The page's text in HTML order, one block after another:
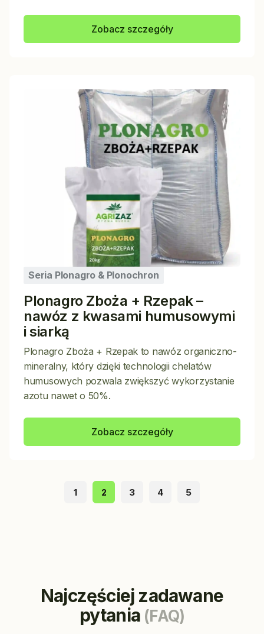
Zobacz szczegóły
Seria Plonagro & Plonochron
Plonagro Zboża + Rzepak –
nawóz z kwasami humusowymi
i siarką
Plonagro Zboża + Rzepak to nawóz organiczno-
mineralny, który dzięki technologii chelatów
humusowych pozwala zwiększyć wykorzystanie
azotu nawet o 50%.
Zobacz szczegóły
1 2 3 4 5
Najczęściej zadawane
pytania (FAQ)